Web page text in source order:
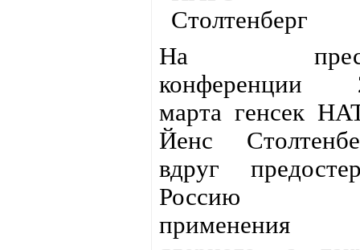
На
конференции
марта генсек
Йенс
вдруг
Россию
применения